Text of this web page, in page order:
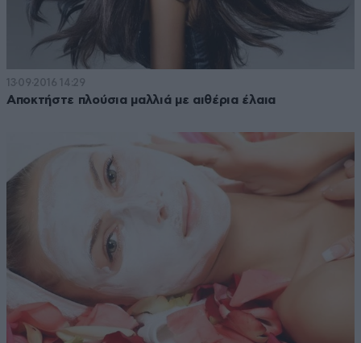
13·09·2016 14:29
Αποκτήστε πλούσια μαλλιά με αιθέρια έλαια